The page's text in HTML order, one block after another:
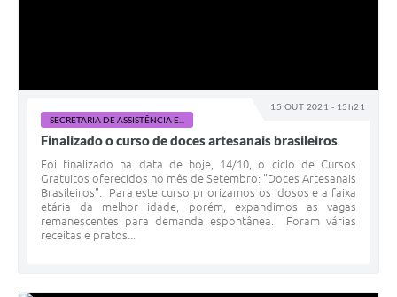
15 OUT 2021 - 15h21
SECRETARIA DE ASSISTÊNCIA E...
Finalizado o curso de doces artesanais brasileiros
Foi finalizado na data de hoje, 14/10, o ciclo de Cursos
Gratuitos oferecidos no mês de Setembro: "Doces Artesanais
Brasileiros". Para este curso priorizamos os idosos e a faixa
etária da melhor idade, porém, expandimos as vagas
remanescentes para demanda espontânea. Foram várias
receitas e pratos...